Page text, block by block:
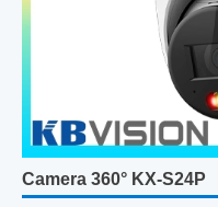
Camera 360° KX-S24P